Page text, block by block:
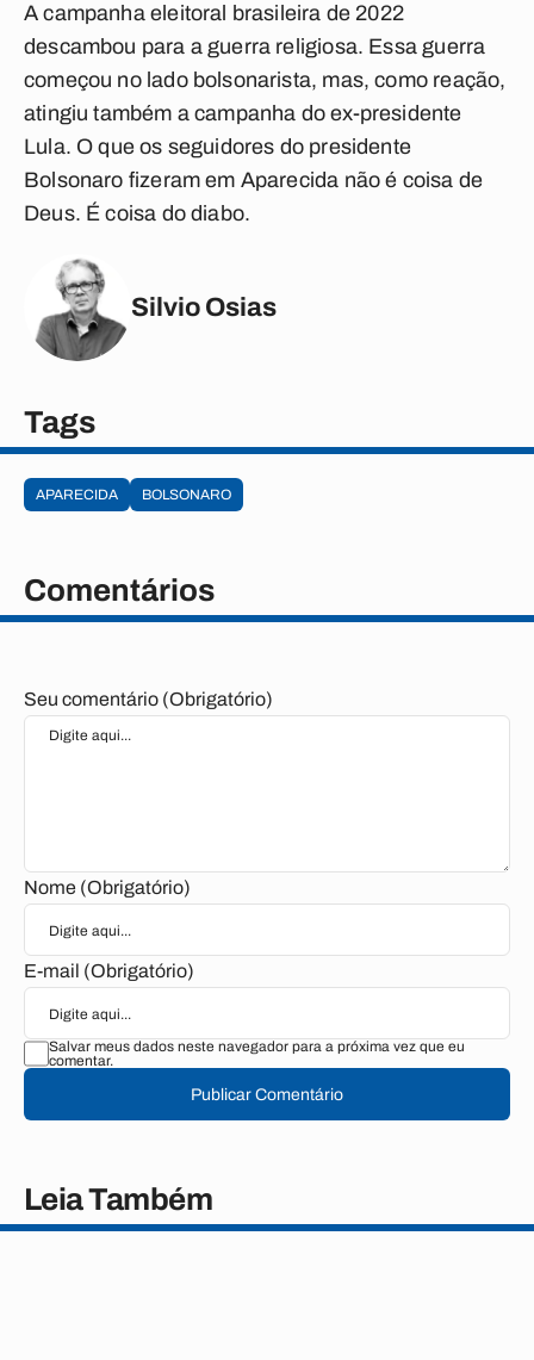
A campanha eleitoral brasileira de 2022
descambou para a guerra religiosa. Essa guerra
começou no lado bolsonarista, mas, como reação,
atingiu também a campanha do ex-presidente
Lula. O que os seguidores do presidente
Bolsonaro fizeram em Aparecida não é coisa de
Deus. É coisa do diabo.
Silvio Osias
Tags
APARECIDA BOLSONARO
Comentários
Seu comentário (Obrigatório)
Nome (Obrigatório)
E-mail (Obrigatório)
Salvar meus dados neste navegador para a próxima vez que eu
comentar.
Publicar Comentário
Leia Também